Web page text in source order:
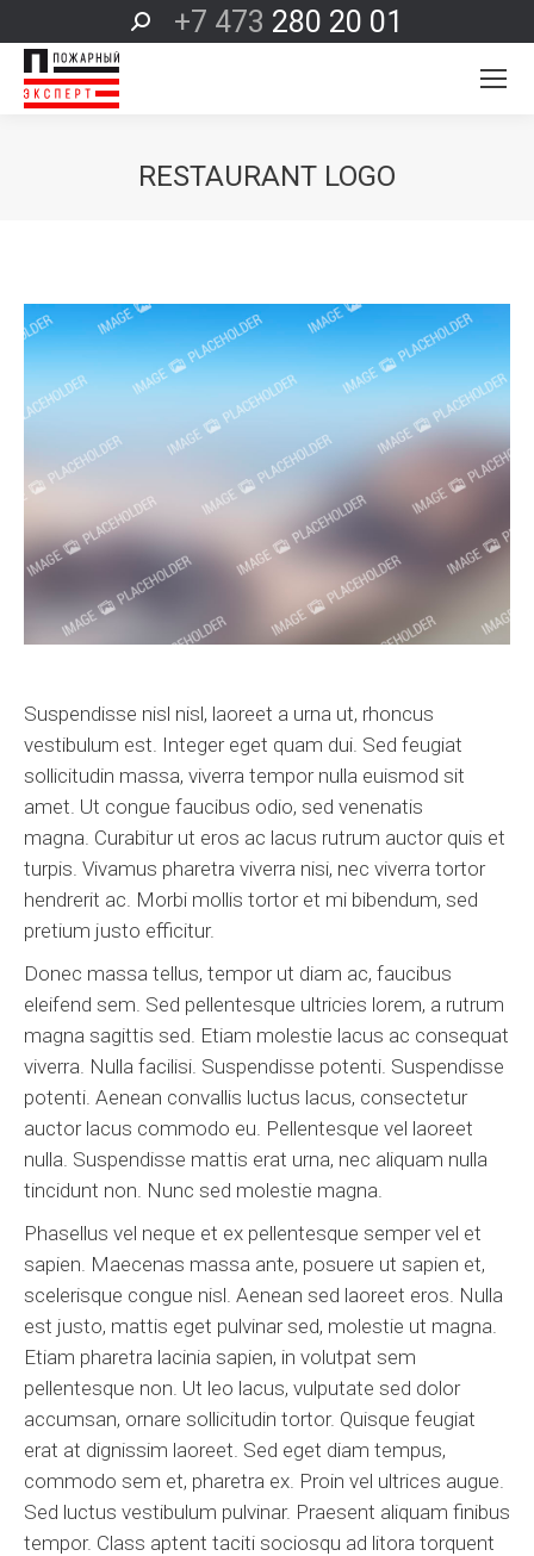
Поиск:+7 473 280 20 01
RESTAURANT LOGO
Suspendisse nisl nisl, laoreet a urna ut, rhoncus
vestibulum est. Integer eget quam dui. Sed feugiat
sollicitudin massa, viverra tempor nulla euismod sit
amet. Ut congue faucibus odio, sed venenatis
magna. Curabitur ut eros ac lacus rutrum auctor quis et
turpis. Vivamus pharetra viverra nisi, nec viverra tortor
hendrerit ac. Morbi mollis tortor et mi bibendum, sed
pretium justo efficitur.
Donec massa tellus, tempor ut diam ac, faucibus
eleifend sem. Sed pellentesque ultricies lorem, a rutrum
magna sagittis sed. Etiam molestie lacus ac consequat
viverra. Nulla facilisi. Suspendisse potenti. Suspendisse
potenti. Aenean convallis luctus lacus, consectetur
auctor lacus commodo eu. Pellentesque vel laoreet
nulla. Suspendisse mattis erat urna, nec aliquam nulla
tincidunt non. Nunc sed molestie magna.
Phasellus vel neque et ex pellentesque semper vel et
sapien. Maecenas massa ante, posuere ut sapien et,
scelerisque congue nisl. Aenean sed laoreet eros. Nulla
est justo, mattis eget pulvinar sed, molestie ut magna.
Etiam pharetra lacinia sapien, in volutpat sem
pellentesque non. Ut leo lacus, vulputate sed dolor
accumsan, ornare sollicitudin tortor. Quisque feugiat
erat at dignissim laoreet. Sed eget diam tempus,
commodo sem et, pharetra ex. Proin vel ultrices augue.
Sed luctus vestibulum pulvinar. Praesent aliquam finibus
tempor. Class aptent taciti sociosqu ad litora torquent